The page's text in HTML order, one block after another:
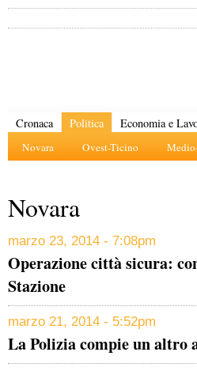
Cronaca Politica
Novara Ovest-Ticino
Economia e
Novara
marzo 23, 2014 - 7:08pm
Operazione città sicura:
Stazione
marzo 21, 2014 - 5:52pm
La Polizia compie un altro